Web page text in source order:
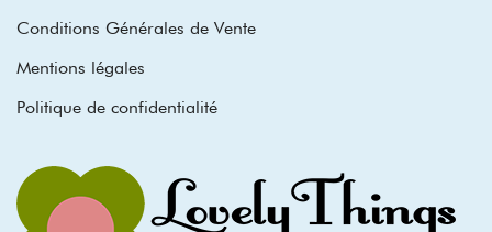
Conditions Générales de Vente
Mentions légales
Politique de confidentialité